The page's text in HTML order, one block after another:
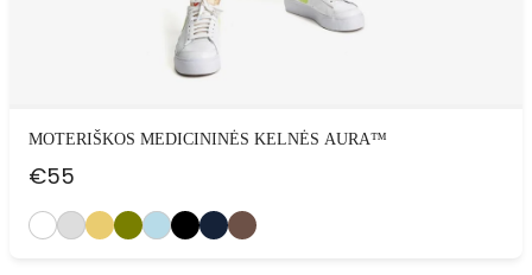
MOTERIŠKOS MEDICININĖS KELNĖS AURA™
€55